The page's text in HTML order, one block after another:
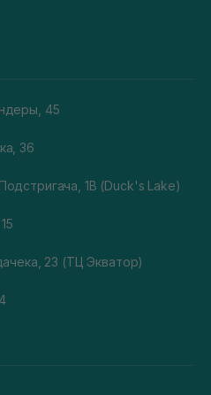
45
36
1В (Duck's Lake)
23 (ТЦ Экватор)